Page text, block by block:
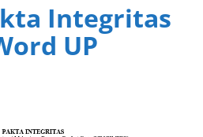
Integritas
UP